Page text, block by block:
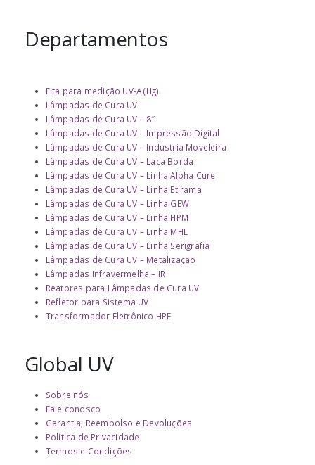
Departamentos
Fita para medição UV-A (Hg)
Lâmpadas de Cura UV
Lâmpadas de Cura UV – 8″
Lâmpadas de Cura UV – Impressão Digital
Lâmpadas de Cura UV – Indústria Moveleira
Lâmpadas de Cura UV – Laca Borda
Lâmpadas de Cura UV – Linha Alpha Cure
Lâmpadas de Cura UV – Linha Etirama
Lâmpadas de Cura UV – Linha GEW
Lâmpadas de Cura UV – Linha HPM
Lâmpadas de Cura UV – Linha MHL
Lâmpadas de Cura UV – Linha Serigrafia
Lâmpadas de Cura UV – Metalização
Lâmpadas Infravermelha – IR
Reatores para Lâmpadas de Cura UV
Refletor para Sistema UV
Transformador Eletrônico HPE
Global UV
Sobre nós
Fale conosco
Garantia, Reembolso e Devoluções
Política de Privacidade
Termos e Condições